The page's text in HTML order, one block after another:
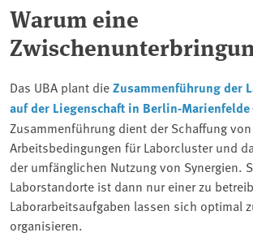
Warum eine
Das UBA plant dieZusammenführung der
auf der Liegenschaft in Berlin-Marienfelde
Zusammenführung dient der Schaffung
Arbeitsbedingungen für Laborcluster und
der umfänglichen Nutzung von Synergien.
Laborstandorte ist dann nur einer zu
Laborarbeitsaufgaben lassen sich optimal
organisieren.